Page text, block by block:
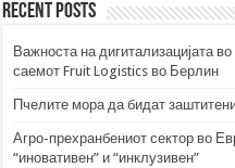
Recent Posts
Важноста на дигитализацијата
саемот Fruit Logistics во Берлин
Пчелите мора да бидат
Агро-прехранбениот сектор во
“иновативен” и “инклузивен”